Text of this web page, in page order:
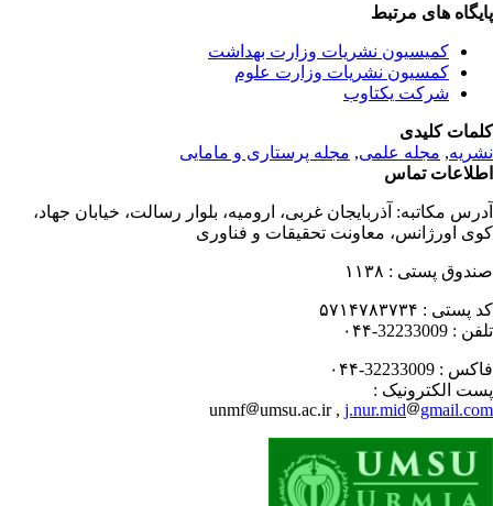
های مرتبط
کمیسیون نشریات وزارت بهداشت
کمسیون نشریات وزارت علوم
شرکت یکتاوب
کلیدی
,مجله علمی, مجله پرستاری و مامایی
تماس
مکاتبه:آذربایجان غربی، ارومیه، بلوار رسالت، خیابان جهاد،
اورژانس، معاونت تحقیقات و فناوری
پستی : ۱۱۳۸
پستی : ۵۷۱۴۷۸۳۷۳۴
: 32233009-۰۴۴
: 32233009-۰۴۴
الکترونیک :
unmf
umsu.ac.ir ,j.nur.mid